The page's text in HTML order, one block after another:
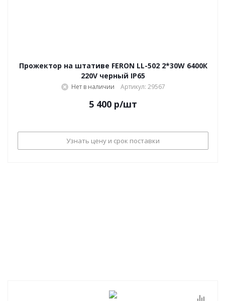
Прожектор на штативе FERON LL-502 2*30W 6400К
220V черный IP65
Нет в наличии Артикул: 29567
5 400 р/шт
Узнать цену и срок поставки